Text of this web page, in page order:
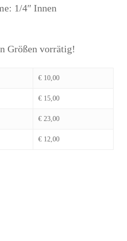
1/4″ Innen
Größen vorrätig!
€ 10,00
€ 15,00
€ 23,00
€ 12,00